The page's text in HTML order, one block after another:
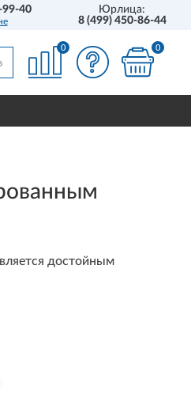
НОЖИ
99-40
Юрлица:
8 (499) 450-86-44
0 0
достойным